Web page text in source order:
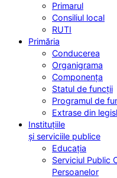
Primarul
Consiliul local
RUTI
Primăria
Conducerea
Organigrama
Componența
Statul de funcții
Programul de
Extrase din
Instituțiile
și serviciile publice
Educația
Serviciul Public
Persoanelor